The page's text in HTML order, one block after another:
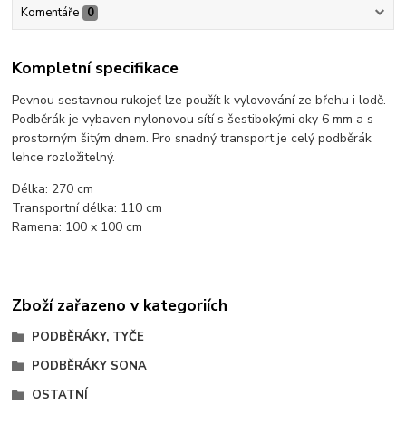
Komentáře 0
Kompletní specifikace
Pevnou sestavnou rukojeť lze použít k vylovování ze břehu i lodě.
Podběrák je vybaven nylonovou sítí s šestibokými oky 6 mm a s
prostorným šitým dnem. Pro snadný transport je celý podběrák
lehce rozložitelný.
Délka: 270 cm
Transportní délka: 110 cm
Ramena: 100 x 100 cm
Zboží zařazeno v kategoriích
PODBĚRÁKY, TYČE
PODBĚRÁKY SONA
OSTATNÍ